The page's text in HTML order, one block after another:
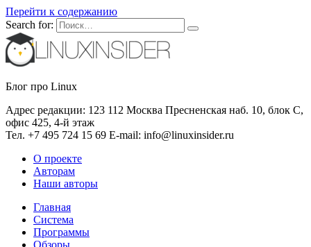
Перейти к содержанию
Search for:
Блог про Linux
Адрес редакции: 123 112 Москва Пресненская наб. 10, блок С,
офис 425, 4-й этаж
Тел. +7 495 724 15 69 E-mail: info@linuxinsider.ru
О проекте
Авторам
Наши авторы
Главная
Система
Программы
Обзоры